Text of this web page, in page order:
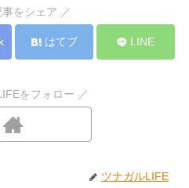
をシェア ／
はてブ LINE
をフォロー ／
ツナガルLIFE